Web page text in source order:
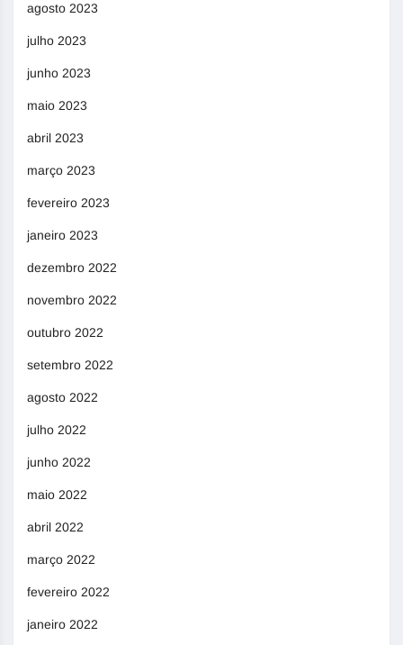
agosto 2023
julho 2023
junho 2023
maio 2023
abril 2023
março 2023
fevereiro 2023
janeiro 2023
dezembro 2022
novembro 2022
outubro 2022
setembro 2022
agosto 2022
julho 2022
junho 2022
maio 2022
abril 2022
março 2022
fevereiro 2022
janeiro 2022